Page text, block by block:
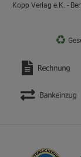
Kopp Verlag e.K. -
♻